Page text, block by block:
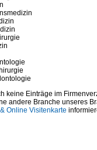
keine Einträge im
andere Branche unseres
Online Visitenkarte